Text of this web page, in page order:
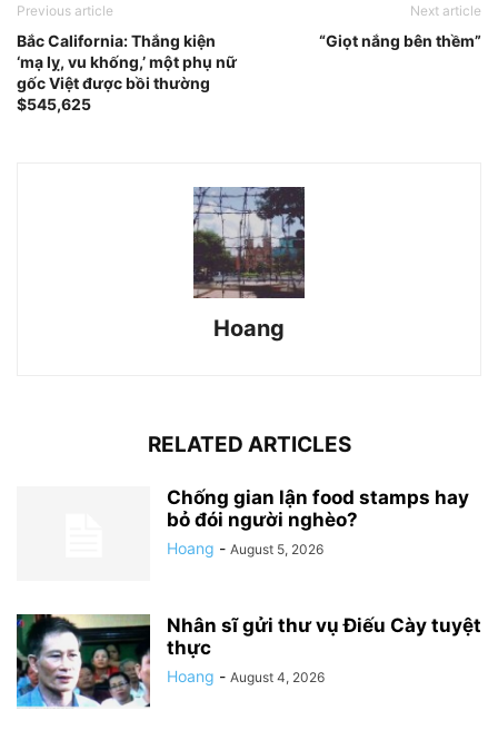
Previous article
Bắc California: Thắng kiện
‘mạ lỵ, vu khống,’ một phụ nữ
gốc Việt được bồi thường
$545,625
Next article
“Giọt nắng bên thềm”
Hoang
RELATED ARTICLES
Chống gian lận food stamps hay
bỏ đói người nghèo?
Hoang - August 5, 2026
Nhân sĩ gửi thư vụ Điếu Cày tuyệt
thực
Hoang - August 4, 2026